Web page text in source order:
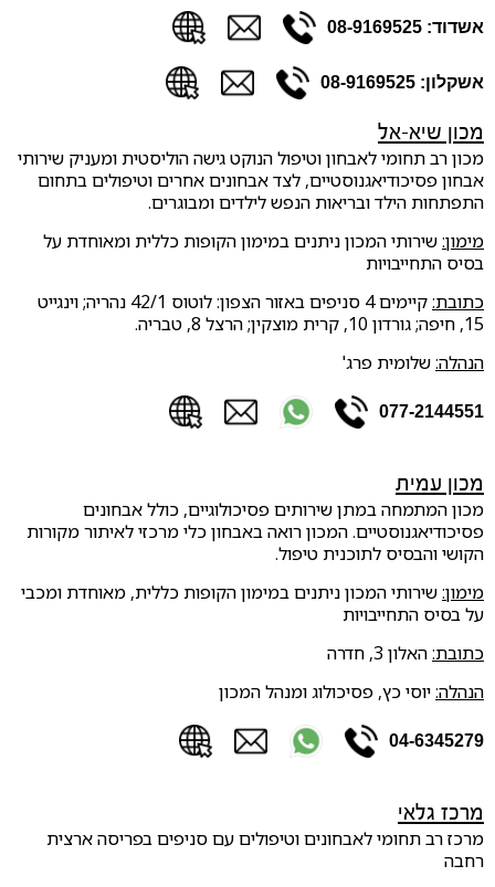
אשדוד: 08-9169525
אשקלון: 08-9169525
מכון שיא-אל
מכון רב תחומי לאבחון וטיפול הנוקט גישה הוליסטית ומעניק שירותי
אבחון פסיכודיאגנוסטיים, לצד אבחונים אחרים וטיפולים בתחום
התפתחות הילד ובריאות הנפש לילדים ומבוגרים.
מימון:שירותי המכון ניתנים במימון הקופות כללית ומאוחדת על
בסיס התחייבויות
כתובת:
קיימים 4 סניפים באזור הצפון: לוטוס 42/1 נהריה; וינגייט
15, חיפה; גורדון 10, קרית מוצקין; הרצל 8, טבריה.
הנהלה:שלומית פרג'
077-2144551
מכון עמית
מכון המתמחה במתן שירותים פסיכולוגיים, כולל אבחונים
פסיכודיאגנוסטיים. המכון רואה באבחון כלי מרכזי לאיתור מקורות
הקושי והבסיס לתוכנית טיפול.
מימון:שירותי המכון ניתנים במימון הקופות כללית, מאוחדת ומכבי
על בסיס התחייבויות
כתובת:האלון 3, חדרה
הנהלה:יוסי כץ, פסיכולוג ומנהל המכון
04-6345279
מרכז גלאי
מרכז רב תחומי לאבחונים וטיפולים עם סניפים בפריסה ארצית
רחבה